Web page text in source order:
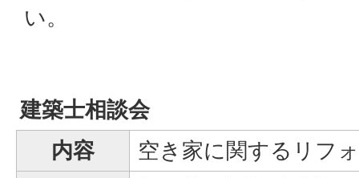
い。
建築士相談会
内容
空き家に関するリフ